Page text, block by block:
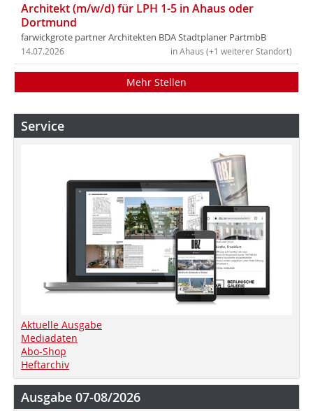
Architekt (m/w/d) für LPH 1-5 in Ahaus oder
Dortmund
farwickgrote partner Architekten BDA Stadtplaner PartmbB
in Ahaus (+1 weiterer Standort)
14.07.2026
Mehr Stellen
Service
Aktuelle Ausgabe
Mediadaten
Abo-Shop
Heftarchiv
Ausgabe 07-08/2026